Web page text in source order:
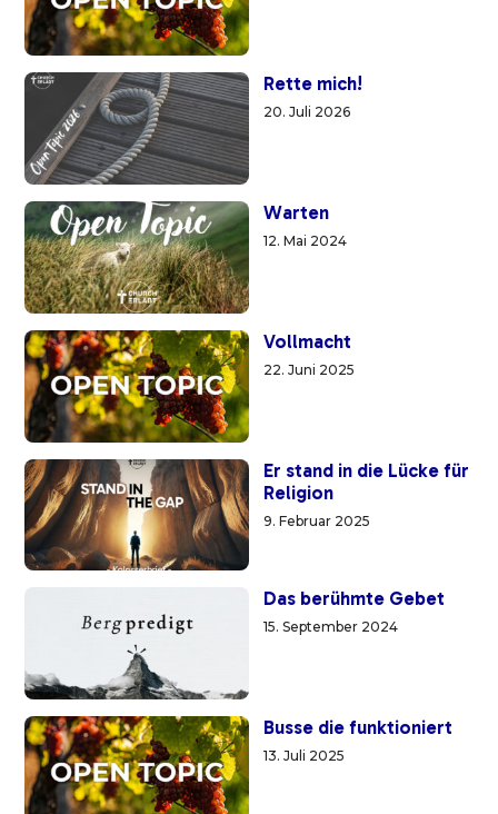
Rette mich!
20. Juli 2026
Warten
12. Mai 2024
Vollmacht
22. Juni 2025
Er stand in die Lücke für
Religion
9. Februar 2025
Das berühmte Gebet
15. September 2024
Busse die funktioniert
13. Juli 2025